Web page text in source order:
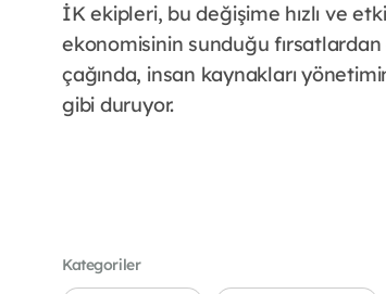
İK ekipleri, bu değişime hızlı ve
ekonomisinin sunduğu fırsatlardan
çağında, insan kaynakları
gibi duruyor.
Kategoriler